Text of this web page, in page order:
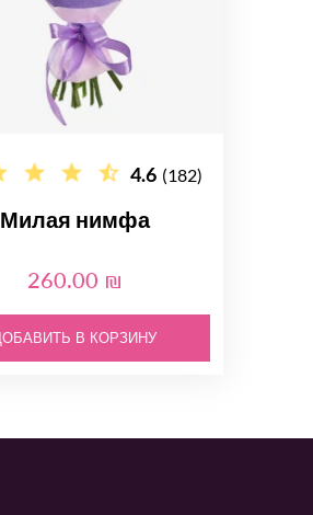
4.6 (182)
Милая нимфа
260.00 ₪
В КОРЗИНУ